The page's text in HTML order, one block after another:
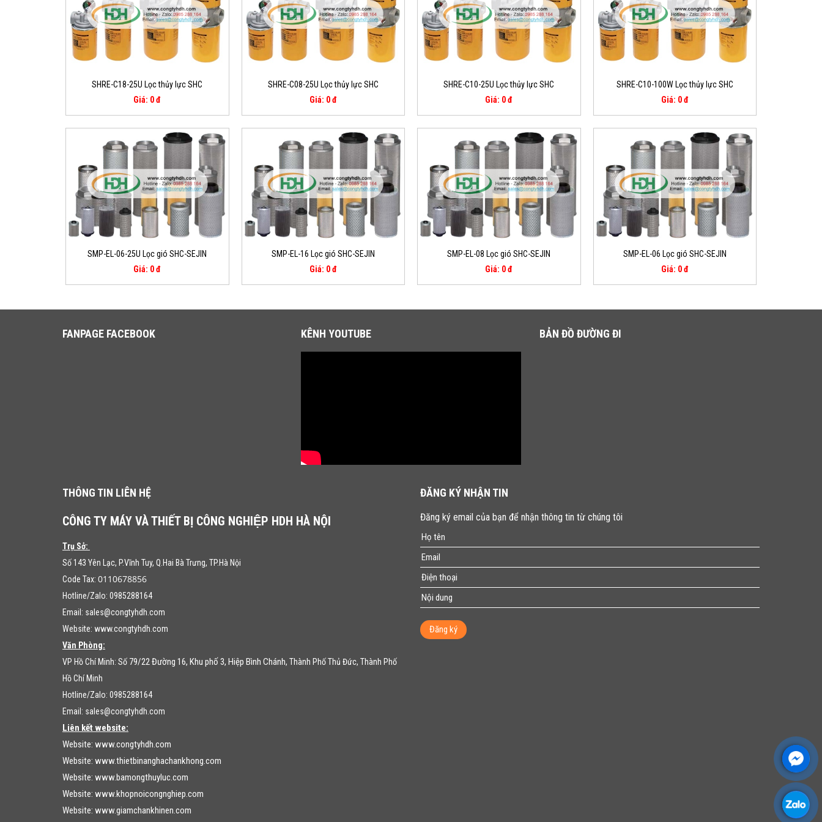
SHRE-C18-25U Lọc thủy lực SHC
Giá: 0 đ
SHRE-C08-25U Lọc thủy lực SHC
Giá: 0 đ
SHRE-C10-25U Lọc thủy lực SHC
Giá: 0 đ
SHRE-C10-100W Lọc thủy lực SHC
Giá: 0 đ
SMP-EL-06-25U Lọc gió SHC-SEJIN
Giá: 0 đ
SMP-EL-16 Lọc gió SHC-SEJIN
Giá: 0 đ
SMP-EL-08 Lọc gió SHC-SEJIN
Giá: 0 đ
SMP-EL-06 Lọc gió SHC-SEJIN
Giá: 0 đ
FANPAGE FACEBOOK KÊNH YOUTUBE BẢN ĐỒ ĐƯỜNG ĐI
THÔNG TIN LIÊN HỆ
CÔNG TY MÁY VÀ THIẾT BỊ CÔNG NGHIỆP HDH HÀ NỘI
Trụ Sở:
Số 143 Yên Lạc, P.Vĩnh Tuy, Q.Hai Bà Trưng, TP.Hà Nội
Code Tax: 0110678856
Hotline/Zalo: 0985288164
Email: sales@congtyhdh.com
Website: www.congtyhdh.com
Văn Phòng:
VP Hồ Chí Minh: Số 79/22 Đường 16, Khu phố 3, Hiệp Bình Chánh, Thành Phố Thủ Đức, Thành Phố
Hồ Chí Minh
Hotline/Zalo: 0985288164
Email: sales@congtyhdh.com
Liên kết website:
Website: www.congtyhdh.com
Website: www.thietbinanghachankhong.com
Website: www.bamongthuyluc.com
Website: www.khopnoicongnghiep.com
Website: www.giamchankhinen.com
ĐĂNG KÝ NHẬN TIN
Đăng ký email của bạn để nhận thông tin từ chúng tôi
Đăng ký